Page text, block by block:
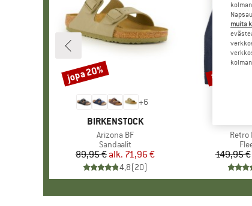
+6
MERKKI
BIRKENSTOCK
Tuote
Arizona BF
Tuoteryhmä
Sandaalit
Hinta
89,95 € Alennettu hinta
alk. 71,96 €
4,8(20)
Alennus
jopa 20%
Tuote
Retro
149,95 €
Alennus
jopa 32%
muita